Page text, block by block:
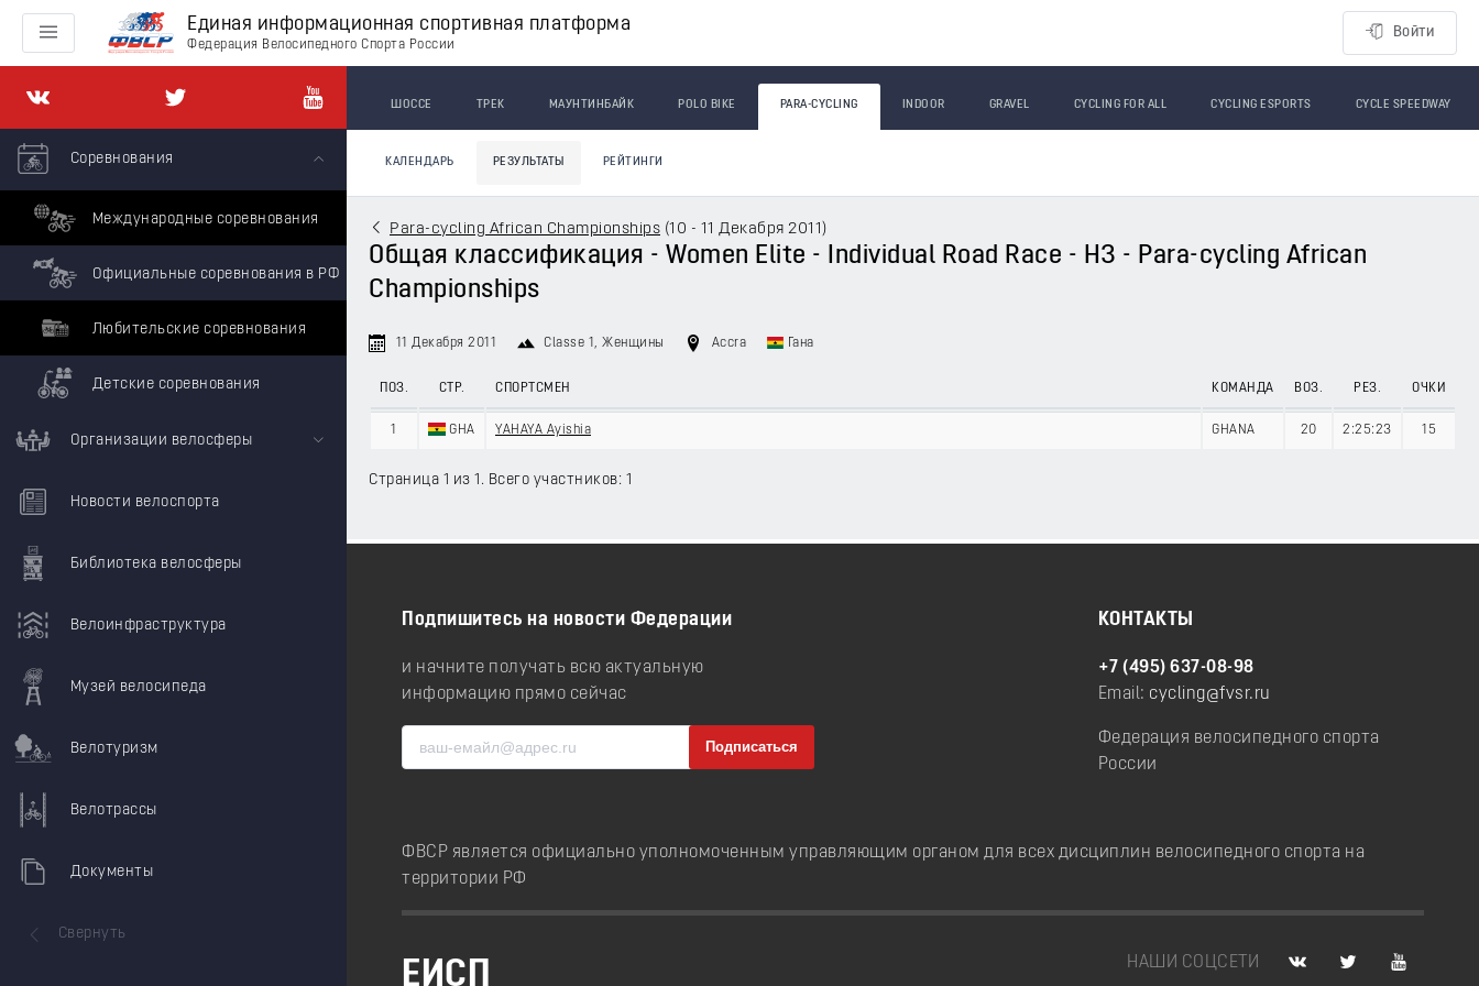
Единая информационная спортивная платформа
Федерация Велосипедного Спорта России
Войти
Соревнования
Международные соревнования
Официальные соревнования в РФ
Любительские соревнования
Детские соревнования
Организации велосферы
Новости велоспорта
Библиотека велосферы
Велоинфраструктура
Музей велосипеда
Велотуризм
Велотрассы
Документы
Свернуть
ШОССЕ ТРЕК МАУНТИНБАЙК POLO BIKE PARA-CYCLING INDOOR GRAVEL CYCLING FOR ALL CYCLING ESPORTS CYCLE SPEEDWAY
КАЛЕНДАРЬ РЕЗУЛЬТАТЫ РЕЙТИНГИ
Para-cycling African Championships (10 - 11 Декабря 2011 )
Общая классификация - Women Elite - Individual Road Race - H3 - Para-cycling African
Championships
11 Декабря 2011 Classe 1 , Женщины Accra Гана
ПОЗ. СТР. СПОРТСМЕН КОМАНДА ВОЗ. РЕЗ. ОЧКИ
1 GHA YAHAYA Ayishia GHANA 20 2:25:23 15
Страница 1 из 1. Всего участников: 1
Подпишитесь на новости Федерации
и начните получать всю актуальную
информацию прямо сейчас
КОНТАКТЫ
+7 (495) 637-08-98
Email: cycling@fvsr.ru
Федерация велосипедного спорта
России
ФВСР является официально уполномоченным управляющим органом для всех дисциплин велосипедного спорта на
территории РФ
НАШИ СОЦСЕТИ
ЕИСП